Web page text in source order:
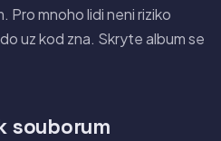
mnoho lidi neni riziko
uz kod zna. Skryte album se
souborum